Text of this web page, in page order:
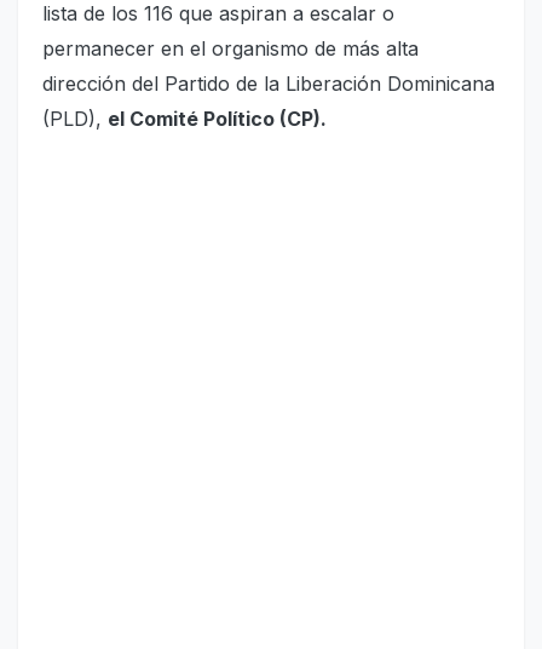
lista de los 116 que aspiran a escalar o
permanecer en el organismo de más alta
dirección del Partido de la Liberación Dominicana
(PLD), el Comité Político (CP).